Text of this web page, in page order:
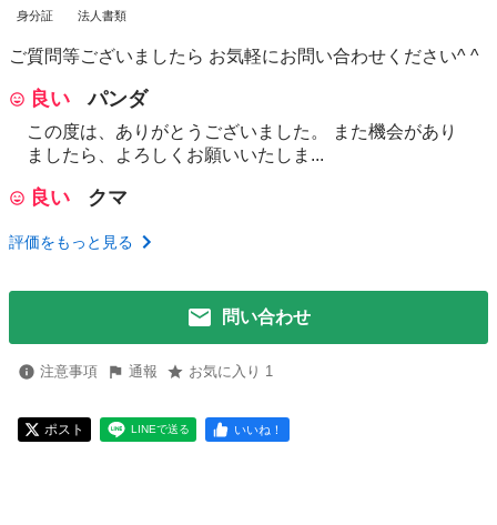
身分証 法人書類
ご質問等ございましたら お気軽にお問い合わせください^ ^
良い パンダ
この度は、ありがとうございました。 また機会があり
ましたら、よろしくお願いいたしま...
良い クマ
評価をもっと見る
問い合わせ
注意事項 通報 お気に入り 1
ポスト LINEで送る いいね！